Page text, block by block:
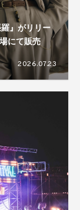
』がリリー
にて販売
2026.07.23